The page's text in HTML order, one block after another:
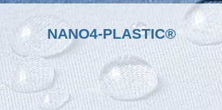
NANO4-PLASTIC®